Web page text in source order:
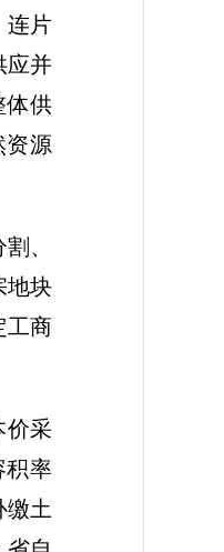
连片
应并
体供
资源
、
地块
工商
价采
积率
缴土